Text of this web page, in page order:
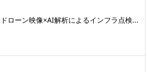
ドローン映像×AI解析によるインフラ点検...